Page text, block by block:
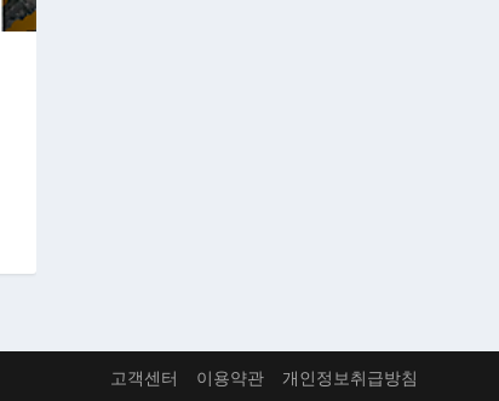
고객센터 이용약관 개인정보취급방침